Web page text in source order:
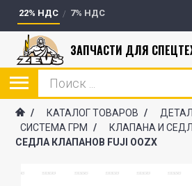
22% НДС 7% НДС
ЗАПЧАСТИ ДЛЯ
/ КАТАЛОГ ТОВАРОВ /
СИСТЕМА ГРМ
/ КЛАПАНА И
СЕДЛА КЛАПАНОВ FUJI OOZX